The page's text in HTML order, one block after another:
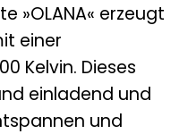
»OLANA« erzeugt
einer
Kelvin. Dieses
einladend und
und